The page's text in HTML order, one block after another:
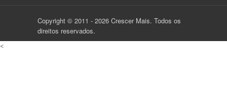
Copyright © 2011 - 2026 Crescer Mais. Todos os
direitos reservados.
<